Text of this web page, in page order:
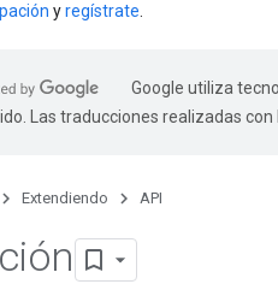
yregístrate
Google utiliza
Las traducciones realizadas con
Extendiendo API